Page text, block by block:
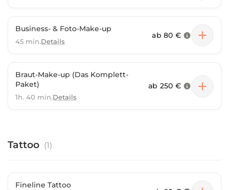
Business- & Foto-Make-up
45 min.Details
ab 80 €
Braut-Make-up (Das Komplett-
Paket)
1h. 40 min.Details
ab 250 €
Tattoo (1)
Fineline Tattoo